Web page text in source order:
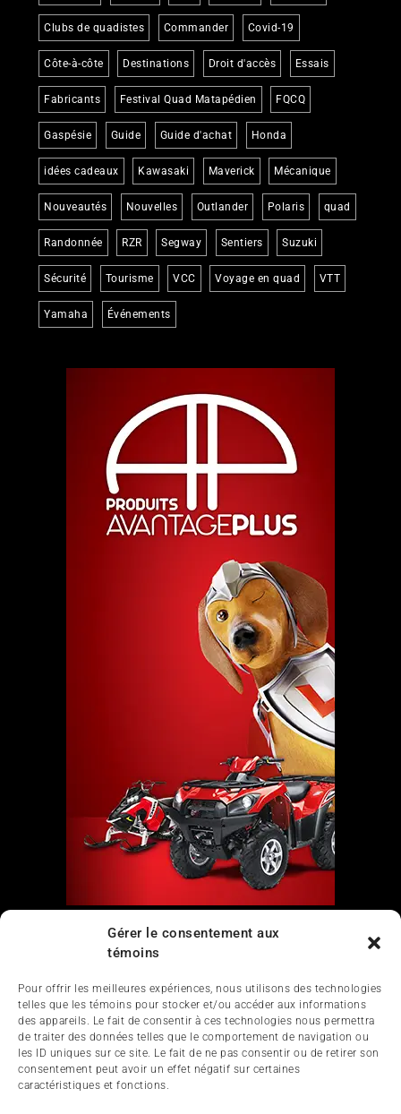
Gérer le consentement aux
témoins
Pour offrir les meilleures expériences, nous utilisons des technologies
telles que les témoins pour stocker et/ou accéder aux informations
des appareils. Le fait de consentir à ces technologies nous permettra
de traiter des données telles que le comportement de navigation ou
les ID uniques sur ce site. Le fait de ne pas consentir ou de retirer son
consentement peut avoir un effet négatif sur certaines
caractéristiques et fonctions.
Clubs de quadistes Commander Covid-19
Côte-à-côte Destinations Droit d'accès Essais
Fabricants Festival Quad Matapédien FQCQ
Gaspésie Guide Guide d'achat Honda
idées cadeaux Kawasaki Maverick Mécanique
Nouveautés Nouvelles Outlander Polaris quad
Randonnée RZR Segway Sentiers Suzuki
Sécurité Tourisme VCC Voyage en quad VTT
Yamaha Événements
Nous contacter